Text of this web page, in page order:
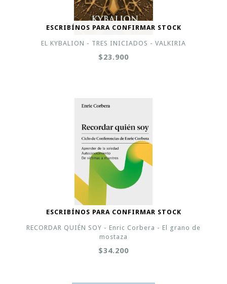
ESCRIBÍNOS PARA CONFIRMAR STOCK
EL KYBALION - TRES INICIADOS - VALKIRIA
$23.900
ESCRIBÍNOS PARA CONFIRMAR STOCK
RECORDAR QUIÉN SOY - Enric Corbera - El grano de
mostaza
$34.200